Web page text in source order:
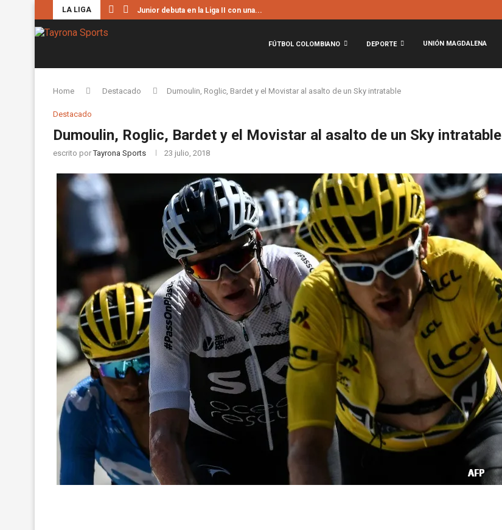
LA LIGA Junior debuta en la Liga II con una...
FÚTBOL COLOMBIANO DEPORTE UNIÓN MAGDALENA
Home Destacado Dumoulin, Roglic, Bardet y el Movistar al asalto de un Sky intratable
Destacado
Dumoulin, Roglic, Bardet y el Movistar al asalto de un Sky intratable
escrito porTayrona Sports 23 julio, 2018